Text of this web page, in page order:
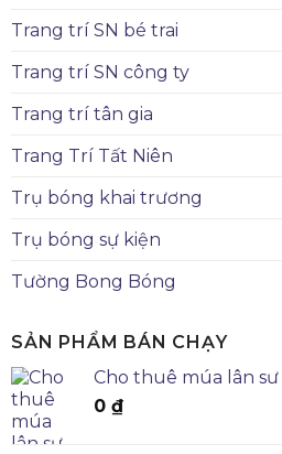
Trang trí SN bé trai
Trang trí SN công ty
Trang trí tân gia
Trang Trí Tất Niên
Trụ bóng khai trương
Trụ bóng sự kiện
Tường Bong Bóng
SẢN PHẨM BÁN CHẠY
Cho thuê múa lân
0 ₫